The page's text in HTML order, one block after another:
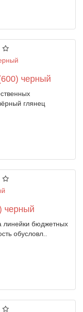
черный
глянец
черный
бюджетных
обусловл..